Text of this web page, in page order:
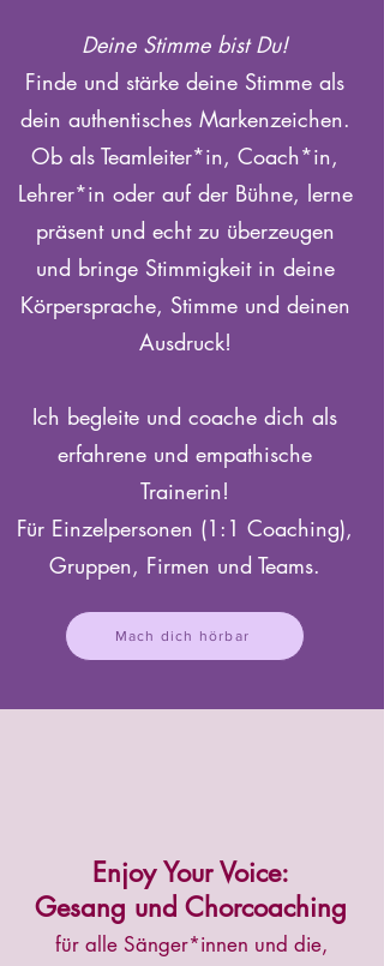
Deine Stimme bist Du!
Finde und stärke deine Stimme als
dein authentisches Markenzeichen.
Ob als Teamleiter*in, Coach*in,
Lehrer*in oder auf der Bühne, lerne
präsent und echt zu überzeugen
und bringe Stimmigkeit in deine
Körpersprache, Stimme und deinen
Ausdruck!
Ich begleite und coache dich als
erfahrene und empathische
Trainerin!
Für Einzelpersonen (1:1 Coaching),
Gruppen, Firmen und Teams.
Mach dich hörbar
Enjoy Your Voice:
Gesang und Chorcoaching
für alle Sänger*innen und die,